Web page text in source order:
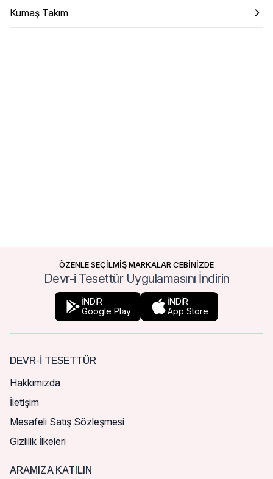
Kumaş Takım
ÖZENLE SEÇİLMİŞ MARKALAR CEBİNİZDE
Devr-i Tesettür Uygulamasını İndirin
İNDİR
Google Play
İNDİR
App Store
DEVR-I TESETTÜR
Hakkımızda
İletişim
Mesafeli Satış Sözleşmesi
Gizlilik İlkeleri
ARAMIZA KATILIN